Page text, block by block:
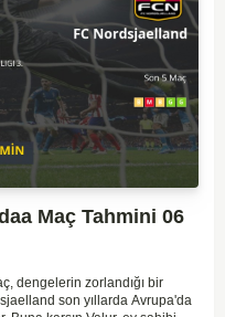
Maç Tahmini 06
dengelerin zorlandığı bir
son yıllarda Avrupa'da